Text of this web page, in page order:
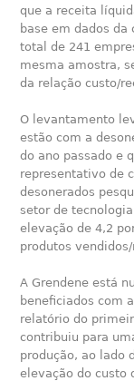
que a receita
base em dados
total de 241
mesma amostra,
da relação custo/
O levantamento
estão com a
do ano passado e
representativo de
desonerados
setor de
elevação de 4,2
produtos
A Grendene está
beneficiados com
relatório do
contribuiu para
produção, ao lado
elevação do custo